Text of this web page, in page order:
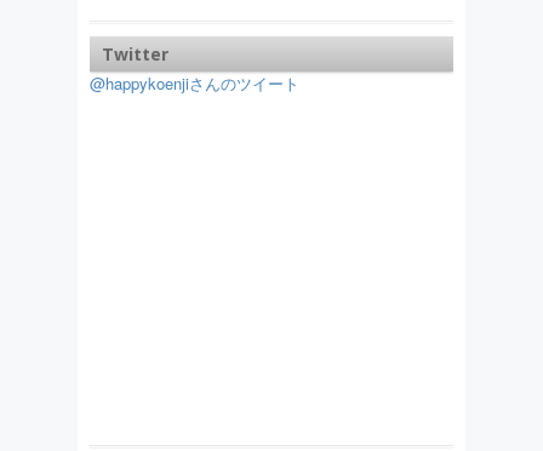
Twitter
@happykoenjiさんのツイート